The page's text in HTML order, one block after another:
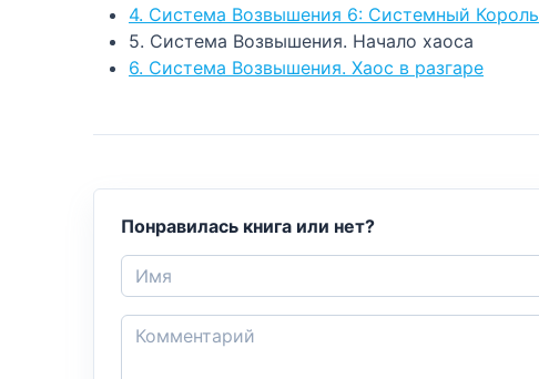
4. Система Возвышения 6: Системный Король
5. Система Возвышения. Начало хаоса
6. Система Возвышения. Хаос в разгаре
Понравилась книга или нет?